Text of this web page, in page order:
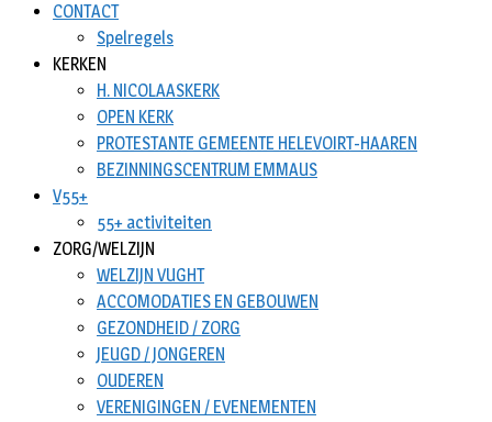
CONTACT
Spelregels
KERKEN
H. NICOLAASKERK
OPEN KERK
PROTESTANTE GEMEENTE HELEVOIRT-HAAREN
BEZINNINGSCENTRUM EMMAUS
V55+
55+ activiteiten
ZORG/WELZIJN
WELZIJN VUGHT
ACCOMODATIES EN GEBOUWEN
GEZONDHEID / ZORG
JEUGD / JONGEREN
OUDEREN
VERENIGINGEN / EVENEMENTEN